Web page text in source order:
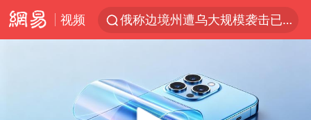
视频
俄称边境州遭乌大规模袭击已致13伤
白海豚北上或致京津冀暴雨